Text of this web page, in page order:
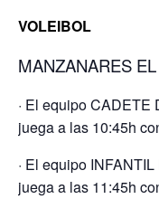
VOLEIBOL
MANZANARES
· El equipo
juega a las 10:45h
· El equipo
juega a las 11:45h